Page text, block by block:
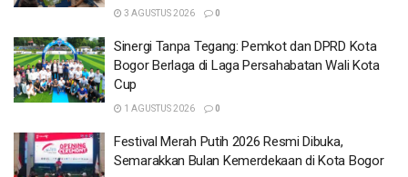
Jabar Istimewa’
3 AGUSTUS 2026
Sinergi Tanpa Tegang: Pemkot dan DPRD Kota
Bogor Berlaga di Laga Persahabatan Wali Kota
Cup
Festival Merah Putih 2026 Resmi Dibuka,
3 AGUSTUS 2026 0
Sinergi Tanpa Tegang: Pemkot dan DPRD Kota
Bogor Berlaga di Laga Persahabatan Wali Kota
Cup
1 AGUSTUS 2026 0
Festival Merah Putih 2026 Resmi Dibuka,
Semarakkan Bulan Kemerdekaan di Kota Bogor